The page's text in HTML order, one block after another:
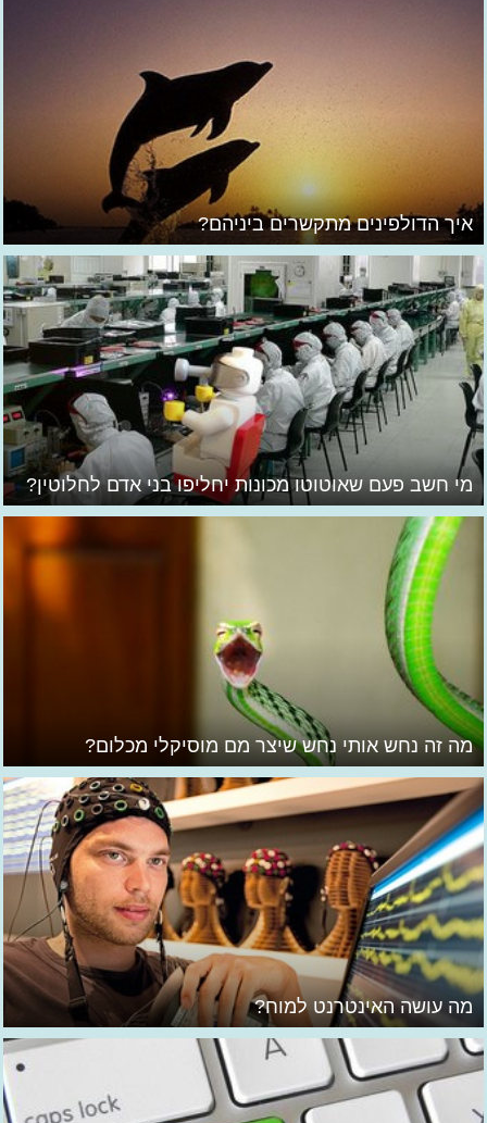
איך הדולפינים מתקשרים ביניהם?
מי חשב פעם שאוטוטו מכונות יחליפו בני אדם לחלוטין?
מה זה נחש אותי נחש שיצר מם מוסיקלי מכלום?
מה עושה האינטרנט למוח?